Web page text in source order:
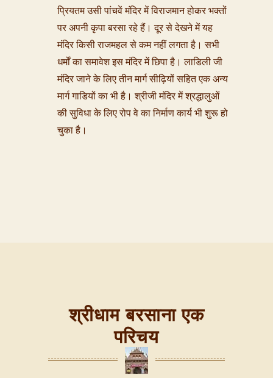
प्रियतम उसी पांचवें मंदिर में विराजमान होकर भक्तों
पर अपनी कृपा बरसा रहे हैं। दूर से देखने में यह
मंदिर किसी राजमहल से कम नहीं लगता है। सभी
धर्मों का समावेश इस मंदिर में छिपा है। लाडिली जी
मंदिर जाने के लिए तीन मार्ग सीढ़ियों सहित एक अन्य
मार्ग गाडियों का भी है। श्रीजी मंदिर में श्रद्धालुओं
की सुविधा के लिए रोप वे का निर्माण कार्य भी शुरू हो
चुका है।
श्रीधाम बरसाना एक
परिचय